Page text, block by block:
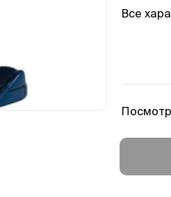
Педаль
Год
Все